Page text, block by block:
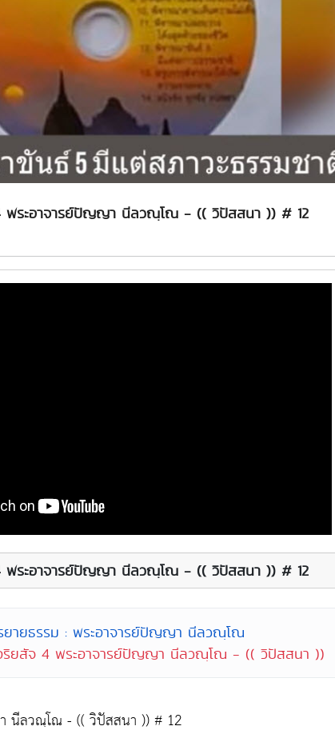
พระอาจารย์ปัญญา นีลวณฺโณ - (( วิปัสสนา )) # 12
พระอาจารย์ปัญญา นีลวณฺโณ - (( วิปัสสนา )) # 12
ยายธรรม : พระอาจารย์ปัญญา นีลวณฺโณ
ยสัจ 4 พระอาจารย์ปัญญา นีลวณฺโณ - (( วิปัสสนา ))
นีลวณฺโณ - (( วิปัสสนา )) # 12